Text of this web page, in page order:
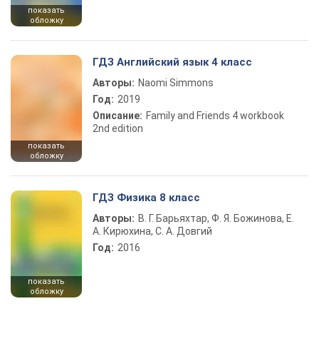
показать
обложку
показать
обложку
ГДЗ Английский язык 4 класс
Авторы: Naomi Simmons
Год: 2019
Описание: Family and Friends 4 workbook
2nd edition
показать
обложку
ГДЗ Физика 8 класс
Авторы: В. Г. Барьяхтар, Ф. Я. Божинова, Е.
А. Кирюхина, С. А. Довгий
Год: 2016